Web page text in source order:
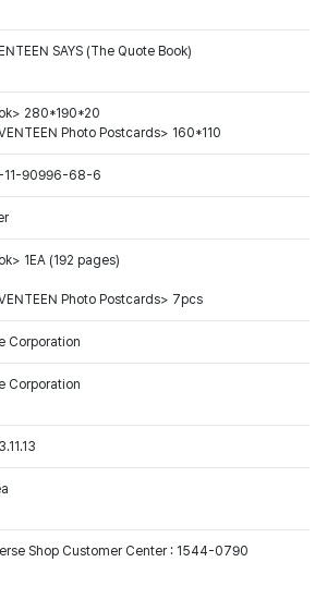
SAYS (The Quote Book)
280*190*20
Photo Postcards> 160*110
11-90996-68-6
1EA (192 pages)
Photo Postcards> 7pcs
Corporation
Corporation
Shop Customer Center : 1544-0790